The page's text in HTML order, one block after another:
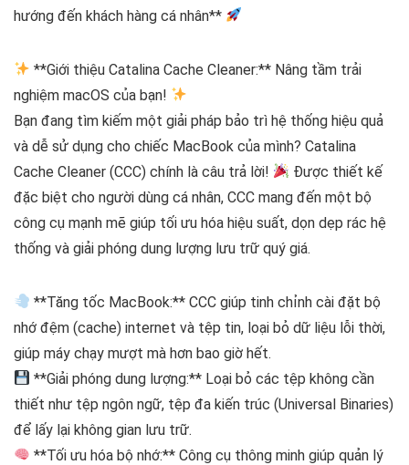
hướng đến khách hàng cá nhân**
**Giới thiệu Catalina Cache Cleaner:** Nâng tầm trải
nghiệm macOS của bạn!
Bạn đang tìm kiếm một giải pháp bảo trì hệ thống hiệu quả
và dễ sử dụng cho chiếc MacBook của mình? Catalina
Cache Cleaner (CCC) chính là câu trả lời!
Được thiết kế
đặc biệt cho người dùng cá nhân, CCC mang đến một bộ
công cụ mạnh mẽ giúp tối ưu hóa hiệu suất, dọn dẹp rác hệ
thống và giải phóng dung lượng lưu trữ quý giá.
**Tăng tốc MacBook:** CCC giúp tinh chỉnh cài đặt bộ
nhớ đệm (cache) internet và tệp tin, loại bỏ dữ liệu lỗi thời,
giúp máy chạy mượt mà hơn bao giờ hết.
**Giải phóng dung lượng:** Loại bỏ các tệp không cần
thiết như tệp ngôn ngữ, tệp đa kiến trúc (Universal Binaries)
để lấy lại không gian lưu trữ.
**Tối ưu hóa bộ nhớ:** Công cụ thông minh giúp quản lý